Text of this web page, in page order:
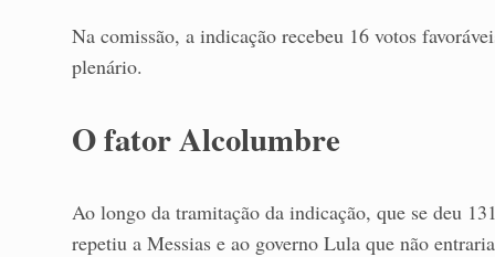
Na comissão, a indicação recebeu 16 votos
plenário.
O fator Alcolumbre
Ao longo da tramitação da indicação, que se deu
repetiu a Messias e ao governo Lula que não